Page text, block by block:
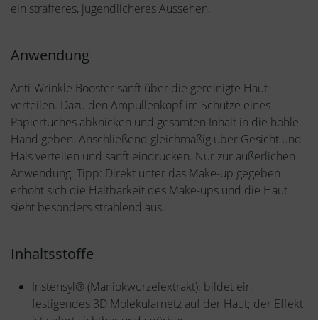
ein strafferes, jugendlicheres Aussehen.
Anwendung
Anti-Wrinkle Booster sanft über die gereinigte Haut
verteilen. Dazu den Ampullenkopf im Schutze eines
Papiertuches abknicken und gesamten Inhalt in die hohle
Hand geben. Anschließend gleichmäßig über Gesicht und
Hals verteilen und sanft eindrücken. Nur zur äußerlichen
Anwendung. Tipp: Direkt unter das Make-up gegeben
erhöht sich die Haltbarkeit des Make-ups und die Haut
sieht besonders strahlend aus.
Inhaltsstoffe
Instensyl® (Maniokwurzelextrakt): bildet ein
festigendes 3D Molekularnetz auf der Haut; der Effekt